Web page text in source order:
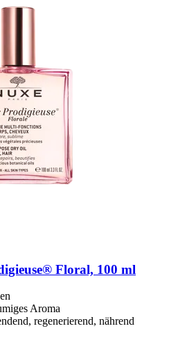
Floral, 100 ml
Aroma
regenerierend, nährend